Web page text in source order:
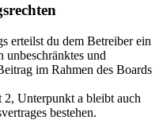
erteilst du dem Betreiber ein
unbeschränktes und
im Rahmen des Boards
Unterpunkt a bleibt auch
bestehen.